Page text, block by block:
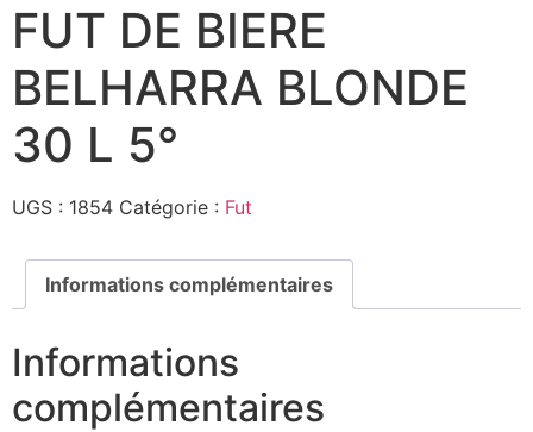
FUT DE BIERE
BELHARRA BLONDE
30 L 5°
UGS : 1854 Catégorie : Fut
Informations complémentaires
Informations
complémentaires